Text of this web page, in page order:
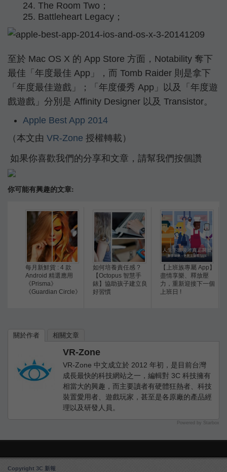
The Room Two；
Battleheart Legacy；
至於 Mac OS X 的 App Store 方面，Notability 奪下
最佳「年度最佳 App」，而 Tomb Raider 則是拿下
「年度最佳遊戲」；「年度優秀 App」以及「年度遊
戲遊戲」分別是 Affinity Designer 以及 Transistor。
Apple Best App 2014
（本文由 VR-Zone 授權轉載）
如果你喜歡我們的分享和文章，請幫我們按個讚
你可能有興趣的文章:
每月新鮮貨 : 4 款
Android 精選應用
《Prisma》
《Guardian Circle》
如何培養責任感 ?
【Octopus 智慧手
錶】協助孩子建立良
好習慣
【上班族專屬 App】
盡情享樂、釋放壓
力，重新迎接下一個
上班日 !
關於作者 相關文章
VR-Zone
VR-Zone 中文成立於 2012 年初，是目前台灣
成長最快的科技網站之一，編輯對 3C 科技擁有
相當大的興趣，而主要讀者有硬體狂熱者、科技
裝置愛用者、遊戲玩家，甚至是各原廠的產品經
理以及研發人員。
Powered by Starbox
Copyright 3C 新報